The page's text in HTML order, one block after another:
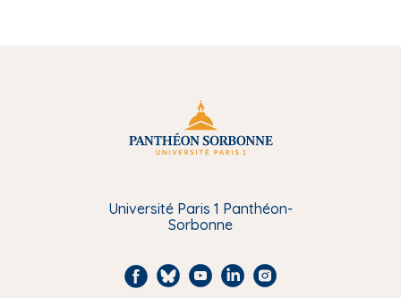
Université Paris 1 Panthéon-
Sorbonne
F
B
Y
L
I